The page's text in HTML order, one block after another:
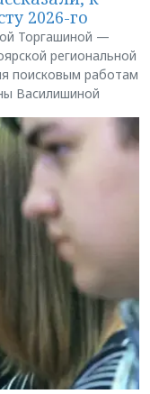
2026-го
Торгашиной —
региональной
поисковым работам
Василишиной